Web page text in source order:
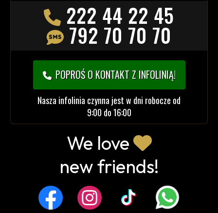
222 44 22 45
792 70 70 70
POPROŚ O KONTAKT Z INFOLINIĄ!
Nasza infolinia czynna jest w dni robocze od
9:00 do 16:00
We love
new friends!